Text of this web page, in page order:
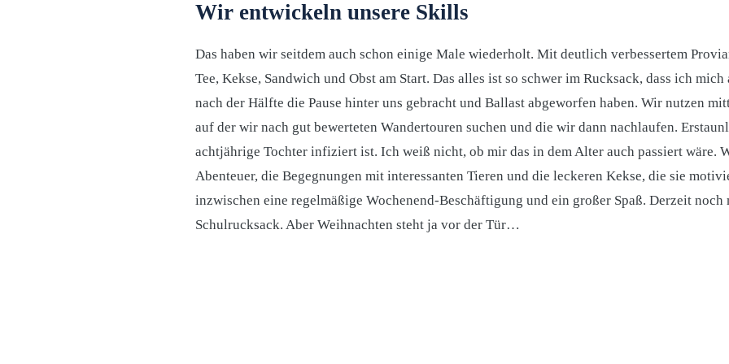
Wir entwickeln unsere Skills
Das haben wir seitdem auch schon einige Male wiederholt. Mit deutlich verbessertem
Tee, Kekse, Sandwich und Obst am Start. Das alles ist so schwer im Rucksack, dass ich
nach der Hälfte die Pause hinter uns gebracht und Ballast abgeworfen haben. Wir nutzen
auf der wir nach gut bewerteten Wandertouren suchen und die wir dann nachlaufen.
achtjährige Tochter infiziert ist. Ich weiß nicht, ob mir das in dem Alter auch passiert wäre.
Abenteuer, die Begegnungen mit interessanten Tieren und die leckeren Kekse, die sie
inzwischen eine regelmäßige Wochenend-Beschäftigung und ein großer Spaß. Derzeit noch
Schulrucksack. Aber Weihnachten steht ja vor der Tür…